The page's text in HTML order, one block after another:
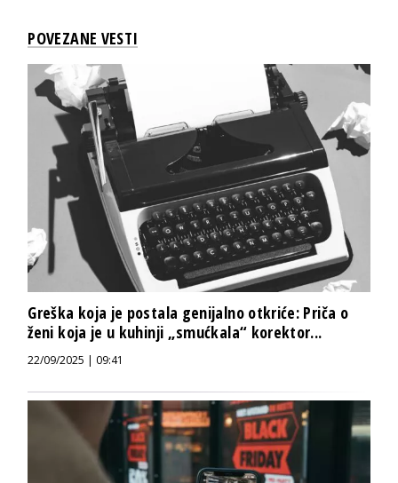
POVEZANE VESTI
Greška koja je postala genijalno otkriće: Priča o
ženi koja je u kuhinji „smućkala“ korektor...
22/09/2025 | 09:41